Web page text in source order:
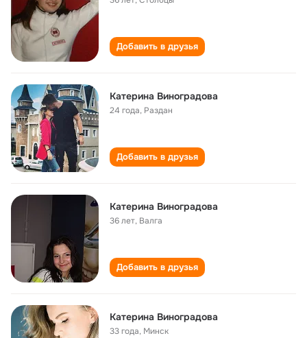
Добавить в друзья
Катерина Виноградова
24 года, Раздан
Добавить в друзья
Катерина Виноградова
36 лет, Валга
Добавить в друзья
Катерина Виноградова
33 года, Минск